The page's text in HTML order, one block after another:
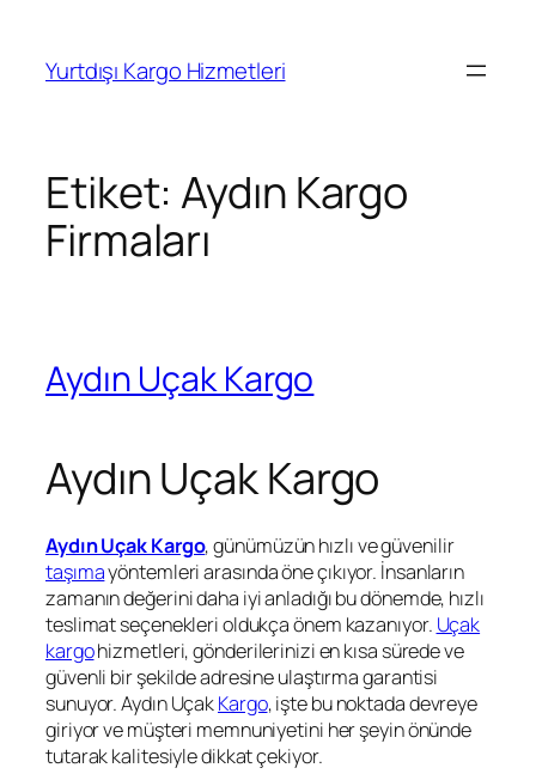
Yurtdışı Kargo Hizmetleri
Etiket:Aydın Kargo
Firmaları
Aydın Uçak Kargo
Aydın Uçak Kargo
Aydın Uçak Kargo, günümüzün hızlı ve güvenilir
taşımayöntemleri arasında öne çıkıyor. İnsanların
zamanın değerini daha iyi anladığı bu dönemde, hızlı
teslimat seçenekleri oldukça önem kazanıyor. Uçak
kargohizmetleri, gönderilerinizi en kısa sürede ve
güvenli bir şekilde adresine ulaştırma garantisi
sunuyor. Aydın UçakKargo, işte bu noktada devreye
giriyor ve müşteri memnuniyetini her şeyin önünde
tutarak kalitesiyle dikkat çekiyor.